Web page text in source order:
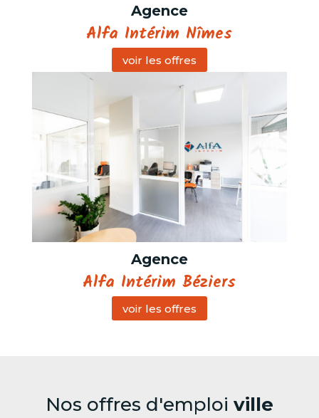
Agence
Alfa Intérim Nîmes
voir les offres
Agence
Alfa Intérim Béziers
voir les offres
Nos offres d'emploi ville